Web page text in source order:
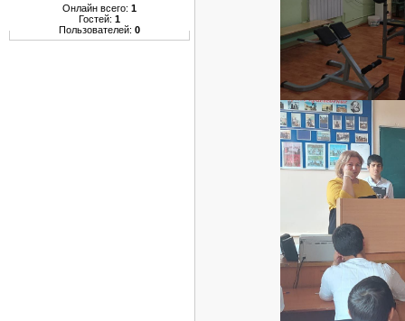
Онлайн всего: 1
Гостей: 1
Пользователей: 0